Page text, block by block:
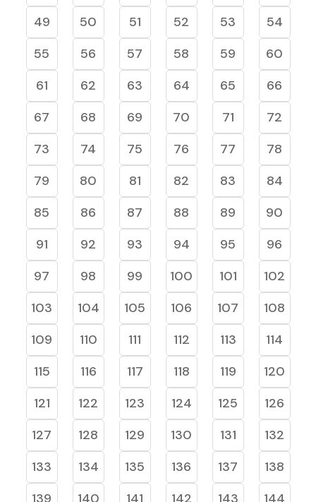
49
50 51 52 53
54
55
56 57 58 59
60
61
62 63 64 65
66
67
68 69 70 71
72
73
74 75 76 77
78
79
80 81 82 83
84
85
86 87 88 89
90
91
92 93 94 95
96
97
98 99 100 101
102
103
104 105 106 107
108
109
110 111 112 113
114
115
116 117 118 119
120
121
122 123 124 125
126
127
128 129 130 131
132
133
134 135 136 137
138